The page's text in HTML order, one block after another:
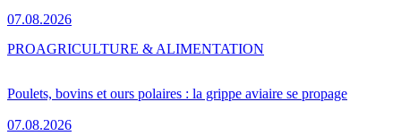
07.08.2026
Poulets, bovins et ours polaires : la grippe aviaire se propage
07.08.2026
PROAGRICULTURE & ALIMENTATION